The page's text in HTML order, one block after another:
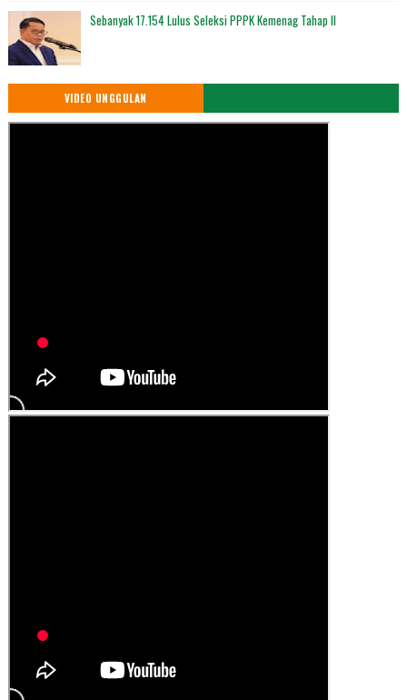
Sebanyak 17.154 Lulus Seleksi PPPK Kemenag Tahap II
VIDEO UNGGULAN